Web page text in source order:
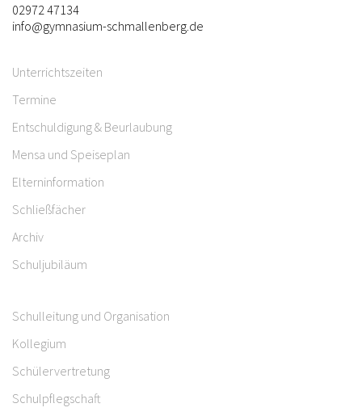
02972 47134
info@gymnasium-schmallenberg.de
Unterrichtszeiten
Termine
Entschuldigung & Beurlaubung
Mensa und Speiseplan
Elterninformation
Schließfächer
Archiv
Schuljubiläum
Schulleitung und Organisation
Kollegium
Schülervertretung
Schulpflegschaft